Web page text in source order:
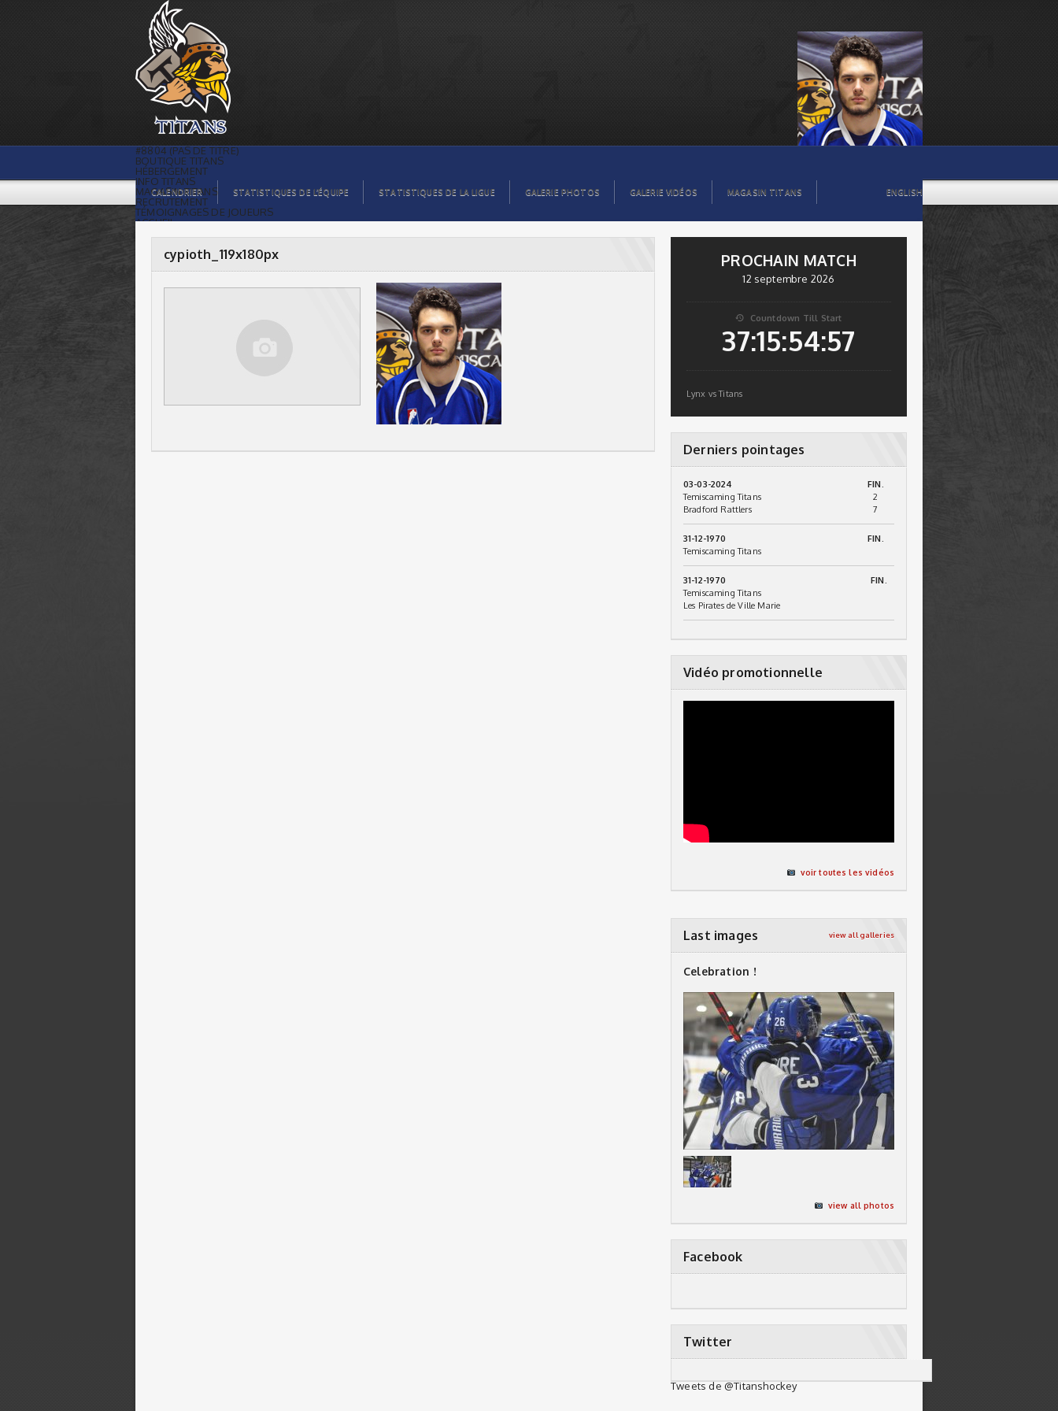
cypioth_119x180px |
#8804 (PAS DE TITRE)
BOUTIQUE TITANS
HÉBERGEMENT
INFO TITANS
MAGASIN TITANS
RECRUTEMENT
TÉMOIGNAGES DE JOUEURS
ACCUEIL
GALERIE PHOTOS
STATISTIQUES
ORGANISATION
CALENDRIER STATISTIQUES DE L’ÉQUIPE STATISTIQUES DE LA LIGUE GALERIE PHOTOS GALERIE VIDÉOS MAGASIN TITANS ENGLISH
cypioth_119x180px PROCHAIN MATCH
12 septembre 2026
 Countdown Till Start
37:15:54:56
Lynx vs Titans
Derniers pointages
03-03-2024
FIN.
Temiscaming Titans
2
Bradford Rattlers
7
31-12-1970
FIN.
Temiscaming Titans
31-12-1970
FIN.
Temiscaming Titans
Les Pirates de Ville Marie
Vidéo promotionnelle
voir toutes les vidéos
Last images view all galleries
Celebration !
view all photos
Facebook
Twitter
Tweets de @Titanshockey